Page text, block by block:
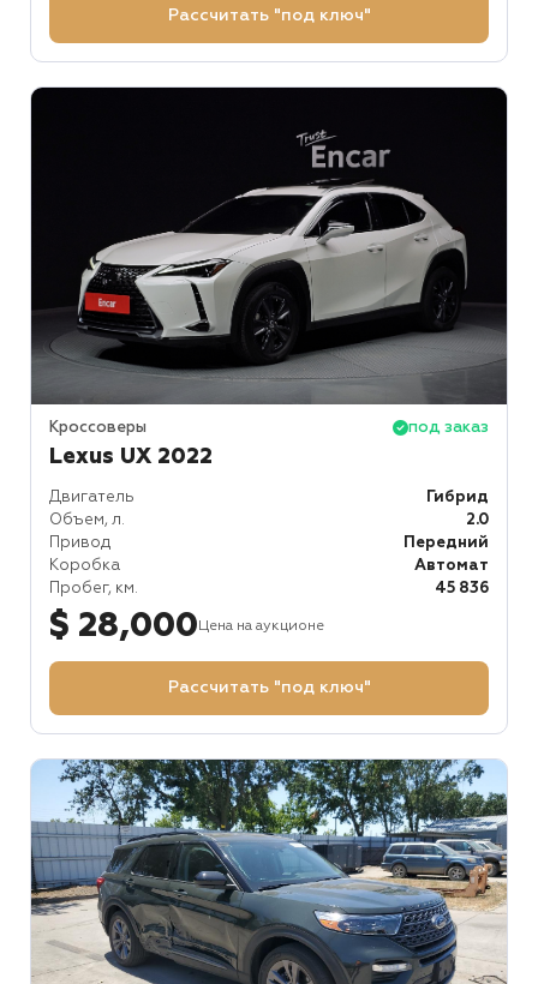
Рассчитать "под ключ"
Кроссоверы под заказ
Lexus UX 2022
Двигатель
Гибрид
Объем, л.
2.0
Привод
Передний
Коробка
Автомат
Пробег, км.
45 836
$ 28,000 Цена на аукционе
Рассчитать "под ключ"